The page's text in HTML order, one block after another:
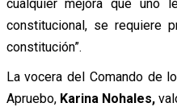
cualquier mejora que uno
constitucional, se requiere
constitución”.
La vocera del Comando de
Apruebo, Karina Nohales,